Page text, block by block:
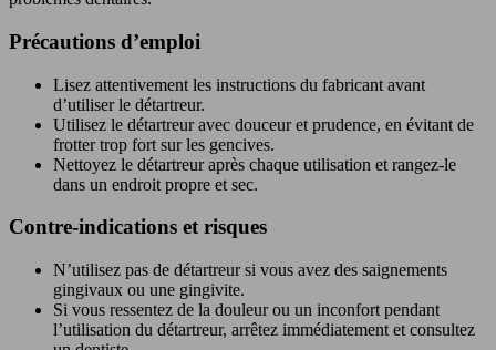
Précautions d’emploi
Lisez attentivement les instructions du fabricant avant
d’utiliser le détartreur.
Utilisez le détartreur avec douceur et prudence, en évitant de
frotter trop fort sur les gencives.
Nettoyez le détartreur après chaque utilisation et rangez-le
dans un endroit propre et sec.
Contre-indications et risques
N’utilisez pas de détartreur si vous avez des saignements
gingivaux ou une gingivite.
Si vous ressentez de la douleur ou un inconfort pendant
l’utilisation du détartreur, arrêtez immédiatement et consultez